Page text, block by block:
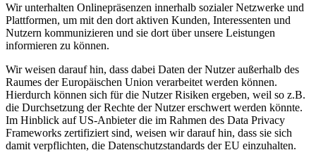
Wir unterhalten Onlinepräsenzen innerhalb sozialer Netzwerke und
Plattformen, um mit den dort aktiven Kunden, Interessenten und
Nutzern kommunizieren und sie dort über unsere Leistungen
informieren zu können.
Wir weisen darauf hin, dass dabei Daten der Nutzer außerhalb des
Raumes der Europäischen Union verarbeitet werden können.
Hierdurch können sich für die Nutzer Risiken ergeben, weil so z.B.
die Durchsetzung der Rechte der Nutzer erschwert werden könnte.
Im Hinblick auf US-Anbieter die im Rahmen des Data Privacy
Frameworks zertifiziert sind, weisen wir darauf hin, dass sie sich
damit verpflichten, die Datenschutzstandards der EU einzuhalten.